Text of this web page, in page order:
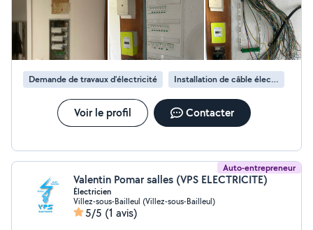
Demande de travaux d’électricité Installation de câble électrique
Voir le profil Contacter
Auto-entrepreneur
Valentin Pomar salles (VPS ELECTRICITE)
Électricien
Villez-sous-Bailleul (Villez-sous-Bailleul)
5/5 (1 avis)